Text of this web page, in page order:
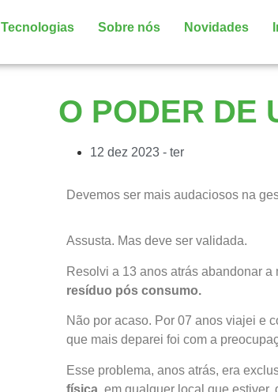
Tecnologias Sobre nós Novidades
O PODER DE
12 dez 2023 - ter
Devemos ser mais audaciosos na
Assusta. Mas deve ser validada.
Resolvi a 13 anos atrás abandonar
resíduo pós consumo.
Não por acaso. Por 07 anos viajei e
que mais deparei foi com a
Esse problema, anos atrás, era
física, em qualquer local que